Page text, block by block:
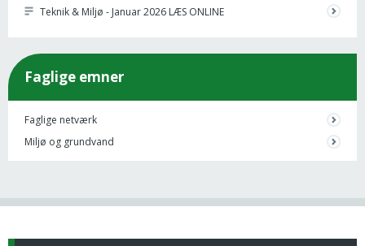
Teknik & Miljø - Januar 2026 LÆS ONLINE
Faglige emner
Faglige netværk
Miljø og grundvand